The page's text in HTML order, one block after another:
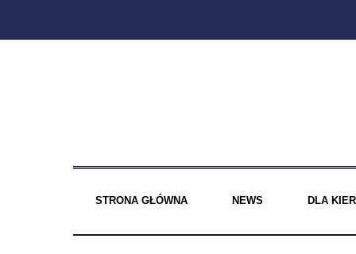
STRONA GŁÓWNA NEWS DLA